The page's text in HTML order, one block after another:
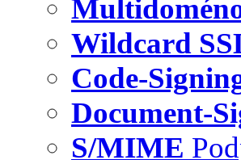
Wildcard
Code-
Document-
S/MIME